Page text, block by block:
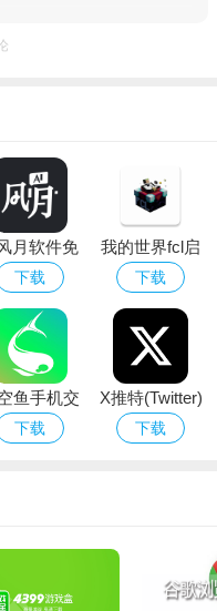
简体中文)选
月软件免
载2026最
新版
下载
我的世界fcl启
动器(Fold
Craft
Launcher)免
费下载2026最
新版
下载
鱼手机交
友
下载
X推特(Twitter)
官方正版下载
下载